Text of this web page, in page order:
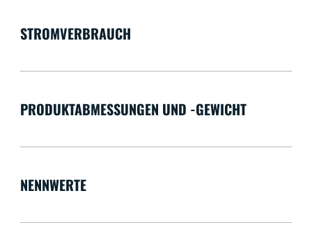
STROMVERBRAUCH
PRODUKTABMESSUNGEN UND -GEWICHT
NENNWERTE